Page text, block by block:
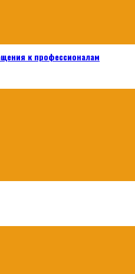
к профессионалам